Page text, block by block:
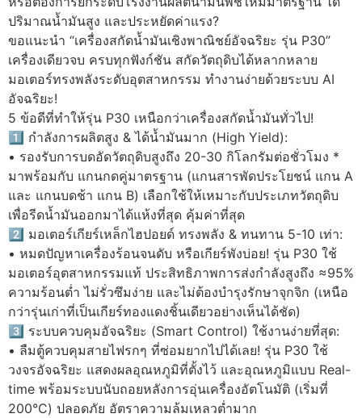
ปริมาณน้ำมันสูง และประหยัดค่าแรง?
ขอแนะนำ “เครื่องสกัดน้ำมันเชิงพาณิชย์อัจฉริยะ รุ่น P30”
เครื่องเดียวจบ ครบทุกฟังก์ชัน สกัดวัตถุดิบได้หลากหลาย
มอเตอร์ทรงพลังระดับอุตสาหกรรม ทำงานง่ายด้วยระบบ AI
อัจฉริยะ!
5 ข้อดีที่ทำให้รุ่น P30 เหนือกว่าเครื่องสกัดน้ำมันทั่วไป!
1️⃣ กำลังการผลิตสูง & ได้น้ำมันมาก (High Yield):
• รองรับการบดอัดวัตถุดิบสูงถึง 20-30 กิโลกรัมต่อชั่วโมง *
มาพร้อมกับ แกนกดคู่มาตรฐาน (แกนสารพัดประโยชน์ แกน A
และ แกนบดช้า แกน B) เลือกใช้ให้เหมาะกับประเภทวัตถุดิบ
เพื่อรีดน้ำมันออกมาได้แห้งที่สุด คุ้มค่าที่สุด
2️⃣ มอเตอร์เกียร์เหล็กไฮปอยด์ ทรงพลัง & ทนทาน 5-10 เท่า:
• หมดปัญหาเครื่องร้อนจนดับ หรือเกียร์พังบ่อย! รุ่น P30 ใช้
มอเตอร์อุตสาหกรรมแท้ ประสิทธิภาพการส่งกำลังสูงถึง ≈95%
ความร้อนต่ำ ไม่รั่วซึมง่าย และไม่ต้องบำรุงรักษาจุกจิก (เหนือ
กว่ารุ่นเก่าที่เป็นเกียร์ทองแดงชิ้นเดียวอย่างเห็นได้ชัด)
3️⃣ ระบบควบคุมอัจฉริยะ (Smart Control) ใช้งานง่ายที่สุด:
• ลืมตู้ควบคุมสายไฟรกๆ ที่ซ่อมยากไปได้เลย! รุ่น P30 ใช้
วงจรอัจฉริยะ แสดงผลอุณหภูมิที่ตั้งไว้ และอุณหภูมิแบบ Real-
time พร้อมระบบนับถอยหลังการอุ่นเครื่องอัตโนมัติ (เริ่มที่
200°C) ปลอดภัย อัตราความล้มเหลวต่ำมาก